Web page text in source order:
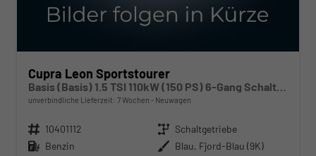
Cupra Leon Sportstourer
Basis (Basis) 1.5 TSI 110kW (150 PS) 6-Gang Schaltgetriebe
unverbindliche Lieferzeit: 7 Wochen Neuwagen
Fahrzeugnr. 10401112 Getriebe Schaltgetriebe
Kraftstoff Benzin Außenfarbe Blau, Fjord-Blau (9K)